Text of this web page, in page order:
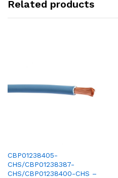
Related products
CBP01238405-
CHS/CBP01238387-
CHS/CBP01238400-CHS –